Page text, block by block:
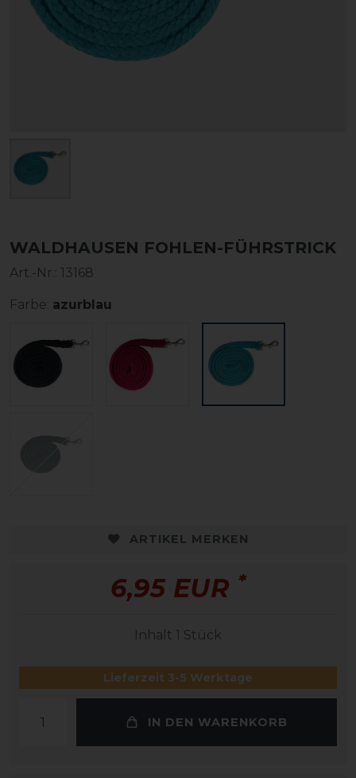
WALDHAUSEN FOHLEN-FÜHRSTRICK
Art.-Nr.: 13168
Farbe: azurblau
ARTIKEL MERKEN
6,95 EUR *
Inhalt 1 Stück
Lieferzeit 3-5 Werktage
IN DEN WARENKORB